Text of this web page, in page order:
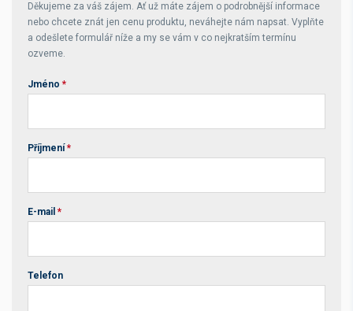
Děkujeme za váš zájem. Ať už máte zájem o podrobnější informace
nebo chcete znát jen cenu produktu, neváhejte nám napsat. Vyplňte
a odešlete formulář níže a my se vám v co nejkratším termínu
ozveme.
Jméno *
Příjmení *
E-mail *
Telefon